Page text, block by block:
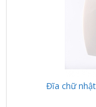
Đĩa chữ